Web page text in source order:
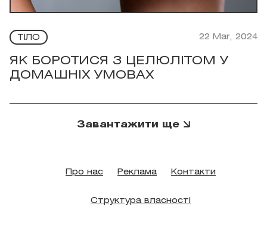
ТІЛО 22 Mar, 2024
ЯК БОРОТИСЯ З ЦЕЛЮЛІТОМ У
ДОМАШНІХ УМОВАХ
Завантажити ще
Про нас Реклама Контакти
Структура власності